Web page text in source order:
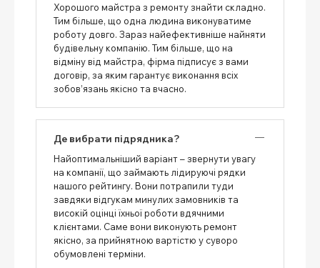
Хорошого майстра з ремонту знайти складно.
Тим більше, що одна людина виконуватиме
роботу довго. Зараз найефективніше найняти
будівельну компанію. Тим більше, що на
відміну від майстра, фірма підписує з вами
договір, за яким гарантує виконання всіх
зобов’язань якісно та вчасно.
Де вибрати підрядника?
Найоптимальніший варіант – звернути увагу
на компанії, що займають лідируючі рядки
нашого рейтингу. Вони потрапили туди
завдяки відгукам минулих замовників та
високій оцінці їхньої роботи вдячними
клієнтами. Саме вони виконують ремонт
якісно, ​​за прийнятною вартістю у суворо
обумовлені терміни.